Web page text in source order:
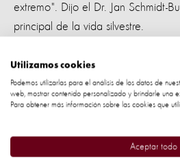
extremo". Dijo el Dr. Jan Schmidt-
principal de la vida silvestre.
Hablamos con el personal del
Nacionales, Conservación de
de Tailandia sobre la petición
Utilizamos cookies
Podemos utilizarlas para el análisis de los datos de
web, mostrar contenido personalizado y brindarle una
Para obtener más información sobre las cookies que
Aceptar todo